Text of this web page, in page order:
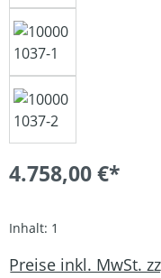
4.758,00 €*
Inhalt: 1
Preise inkl. MwSt.